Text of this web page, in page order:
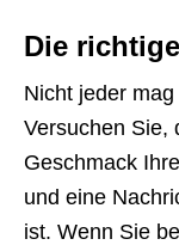
Die
Nicht jeder
Versuchen Sie,
Geschmack
und eine
ist. Wenn Sie